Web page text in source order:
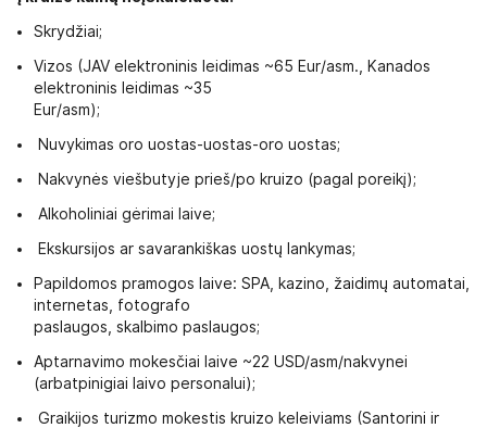
Skrydžiai;
Vizos (JAV elektroninis leidimas ~65 Eur/asm., Kanados
elektroninis leidimas ~35
Eur/asm);
Nuvykimas oro uostas-uostas-oro uostas;
Nakvynės viešbutyje prieš/po kruizo (pagal poreikį);
Alkoholiniai gėrimai laive;
Ekskursijos ar savarankiškas uostų lankymas;
Papildomos pramogos laive: SPA, kazino, žaidimų automatai,
internetas, fotografo
paslaugos, skalbimo paslaugos;
Aptarnavimo mokesčiai laive ~22 USD/asm/nakvynei
(arbatpinigiai laivo personalui);
Graikijos turizmo mokestis kruizo keleiviams (Santorini ir